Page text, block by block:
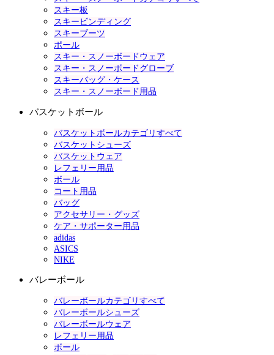
スキー板
スキービンディング
スキーブーツ
ポール
スキー・スノーボードウェア
スキー・スノーボードグローブ
スキーバッグ・ケース
スキー・スノーボード用品
バスケットボール
バスケットボールカテゴリすべて
バスケットシューズ
バスケットウェア
レフェリー用品
ボール
コート用品
バッグ
アクセサリー・グッズ
ケア・サポーター用品
adidas
ASICS
NIKE
バレーボール
バレーボールカテゴリすべて
バレーボールシューズ
バレーボールウェア
レフェリー用品
ボール